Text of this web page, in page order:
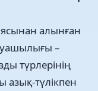
алынған
–
түрлерінің
түлікпен